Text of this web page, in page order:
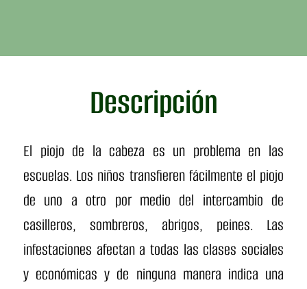
Descripción
El piojo de la cabeza es un problema en las
escuelas. Los niños transfieren fácilmente el piojo
de uno a otro por medio del intercambio de
casilleros, sombreros, abrigos, peines. Las
infestaciones afectan a todas las clases sociales
y económicas y de ninguna manera indica una